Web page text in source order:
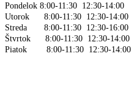
Pondelok 8:00-11:30 12:30-14:00
Utorok 8:00-11:30 12:30-14:00
Streda 8:00-11:30 12:30-16:00
Štvrtok 8:00-11:30 12:30-14:00
Piatok 8:00-11:30 12:30-14:00